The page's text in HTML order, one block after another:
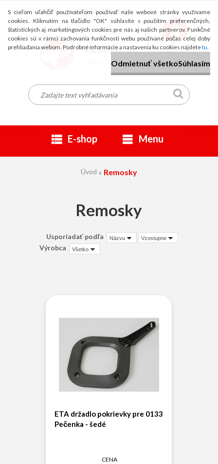
S cieľom uľahčiť používateľom používať naše webové stránky využívame
cookies. Kliknutím na tlačidlo "OK" súhlasíte s použitím preferenčných,
štatistických aj marketingových cookies pre nás aj našich partnerov. Funkčné
cookies sú v rámci zachovania funkčnosti webu používané počas celej doby
prehliadania webom. Podrobné informácie a nastavenia ku cookies nájdetetu.
Odmietnuť všetkoSúhlasím
PRIHLÁSENIE NOVÁ REGISTRÁCIA
E-shop Menu
Úvod » Remosky
Remosky
Usporiadať podľa Názvu Vzostupne
Výrobca Všetko
ETA držadlo pokrievky pre 0133
Pečenka - šedé
CENA